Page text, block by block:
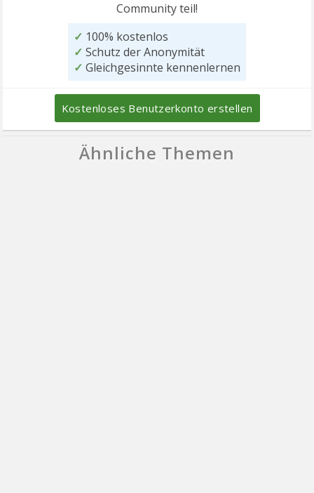
Community teil!
✓ 100% kostenlos
✓ Schutz der Anonymität
✓ Gleichgesinnte kennenlernen
Kostenloses Benutzerkonto erstellen
Ähnliche Themen